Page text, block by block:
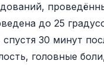
до 25
30 минут
головные